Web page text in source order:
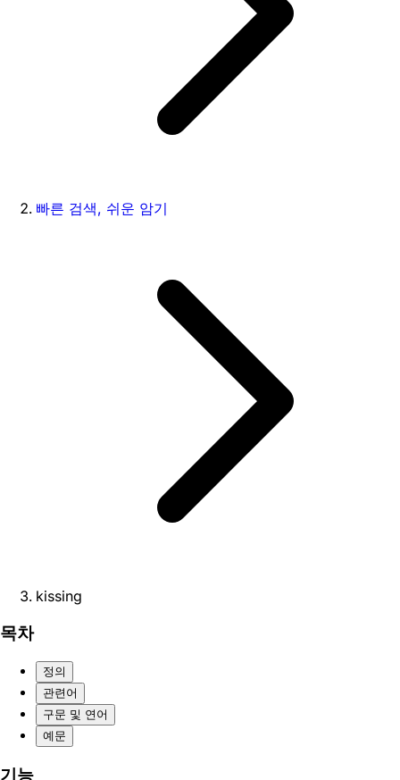
빠른 검색, 쉬운 암기
kissing
목차
정의
관련어
구문 및 연어
예문
기능